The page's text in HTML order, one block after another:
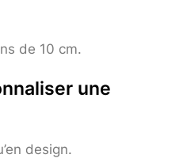
de 10 cm.
une
design.